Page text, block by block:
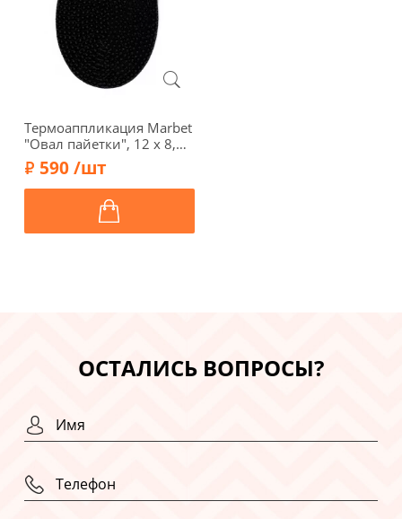
Термоаппликация Marbet
"Овал пайетки", 12 х 8,5
см, черный, 565116.C
590 /шт
ОСТАЛИСЬ ВОПРОСЫ?